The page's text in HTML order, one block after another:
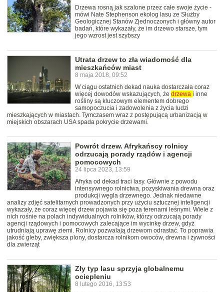
Drzewa rosną jak szalone przez całe swoje życie -
mówi Nate Stephenson ekolog lasu ze Służby
Geologicznej Stanów Zjednoczonych i główny autor
badań, które wykazały, że im drzewo starsze, tym
jego wzrost jest szybszy
Utrata drzew to zła wiadomość dla
mieszkańców miast
8 maja 2018, 09:52
W ciągu ostatnich dekad nauka dostarczała coraz
więcej dowodów wskazujących, że drzewa i inne
rośliny są kluczowym elementem dobrego
samopoczucia i zadowolenia z życia ludzi
mieszkających w miastach. Tymczasem wraz z postępującą urbanizacją w
miejskich obszarach USA spada pokrycie drzewami.
Powrót drzew. Afrykańscy rolnicy
odrzucają porady rządów i agencji
pomocowych
24 lipca 2023, 13:59
Afryka od dekad traci lasy. Głównie z powodu
intensywnego rolnictwa, pozyskiwania drewna oraz
produkcji węgla drzewnego. Jednak niedawne
analizy zdjęć satelitarnych prowadzonych przy użyciu sztucznej inteligencji
wykazały, że coraz więcej drzew pojawia się poza terenami leśnymi. Wiele z
nich rośnie na polach indywidualnych rolników, którzy odrzucają porady
agencji rządowych i pomocowych zalecające im wycinkę drzew, gdyż
utrudniają uprawę ziemi. Rolnicy pozwalają drzewom odrastać. To poprawia
jakość gleby, zwiększa plony, dostarcza rolnikom owoców, drewna i żywności
dla zwierząt
Zły typ lasu sprzyja globalnemu
ociepleniu
8 lutego 2016, 13:53